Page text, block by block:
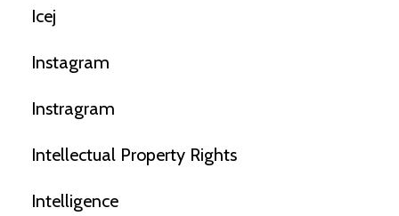
Icej
Instagram
Instragram
Intellectual Property Rights
Intelligence